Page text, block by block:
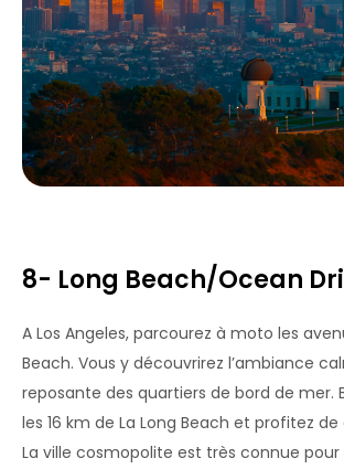
8- Long Beach/Ocean
A Los Angeles, parcourez à moto les
Beach. Vous y découvrirez l’ambiance
reposante des quartiers de bord de mer.
les 16 km de La Long Beach et profitez
La ville cosmopolite est très connue pour